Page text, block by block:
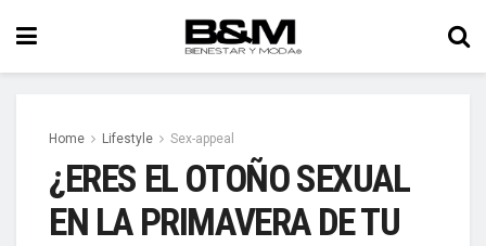
Home Lifestyle Sex-appeal
¿ERES EL OTOÑO SEXUAL
EN LA PRIMAVERA DE TU